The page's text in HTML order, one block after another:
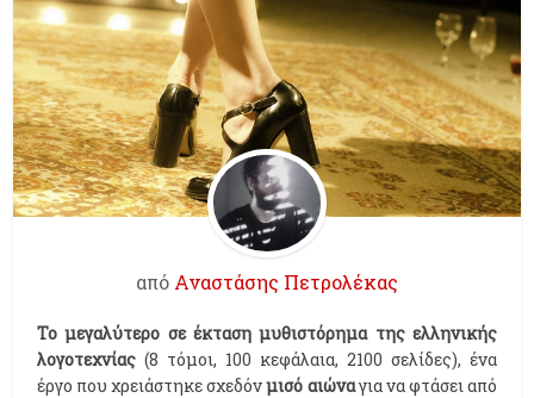
από Αναστάσης Πετρολέκας
Το μεγαλύτερο σε έκταση μυθιστόρημα της ελληνικής
λογοτεχνίας (8 τόμοι, 100 κεφάλαια, 2100 σελίδες), ένα
έργο που χρειάστηκε σχεδόνμισό αιώναγια να φτάσει από